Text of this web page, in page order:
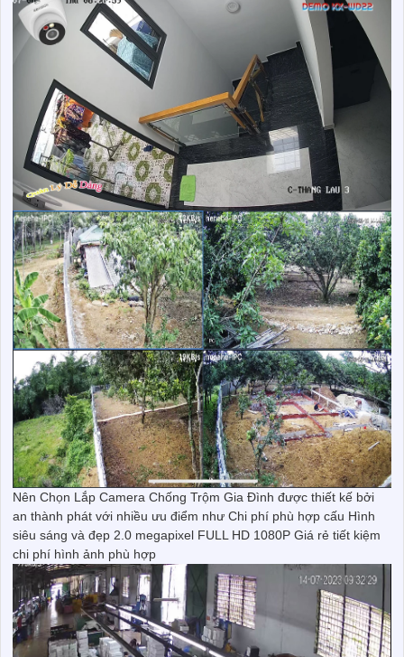
Nên Chọn Lắp Camera Chống Trộm Gia Đình được thiết kế bởi
an thành phát với nhiều ưu điểm như Chi phí phù hợp cấu Hình
siêu sáng và đẹp 2.0 megapixel FULL HD 1080P Giá rẻ tiết kiệm
chi phí hình ảnh phù hợp